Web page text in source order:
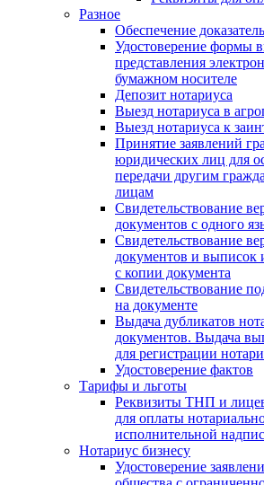
Разное
Обеспечение
Удостоверение формы
представления
бумажном носителе
Депозит нотариуса
Выезд нотариуса в
Выезд нотариуса к
Принятие заявлений
юридических лиц для
передачи другим
лицам
Свидетельствование
документов с одного
Свидетельствование
документов и выписок
с копии документа
Свидетельствование
на документе
Выдача дубликатов
документов. Выдача
для регистрации
Удостоверение фактов
Тарифы и льготы
Реквизиты ТНП и
для оплаты
исполнительной
Нотариус бизнесу
Удостоверение